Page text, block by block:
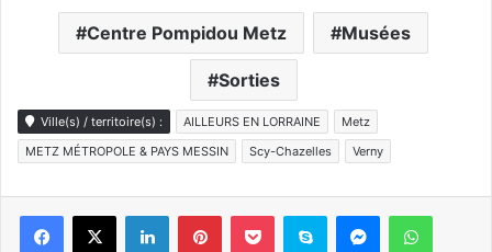
Centre Pompidou Metz Musées
Sorties
Ville(s) / territoire(s) : AILLEURS EN LORRAINE
Metz
METZ MÉTROPOLE & PAYS MESSIN
Scy-Chazelles Verny
LinkedinPinterestPocket Skype Messenger